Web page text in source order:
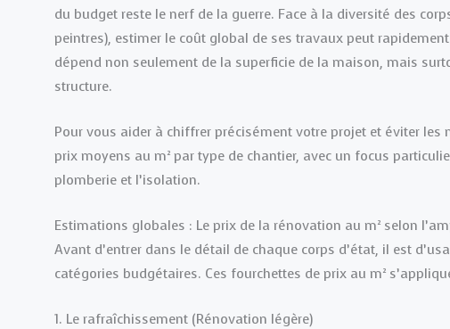
du budget reste le nerf de la guerre. Face à la diversité des
peintres), estimer le coût global de ses travaux peut
dépend non seulement de la superficie de la maison, mais
structure.
Pour vous aider à chiffrer précisément votre projet et éviter
prix moyens au m² par type de chantier, avec un focus
plomberie et l’isolation.
Estimations globales : Le prix de la rénovation au m² selon
Avant d’entrer dans le détail de chaque corps d’état, il est
catégories budgétaires. Ces fourchettes de prix au m²
1. Le rafraîchissement (Rénovation légère)